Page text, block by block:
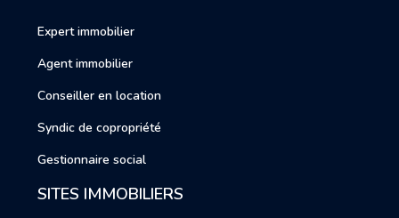
Expert immobilier
Agent immobilier
Conseiller en location
Syndic de copropriété
Gestionnaire social
SITES IMMOBILIERS